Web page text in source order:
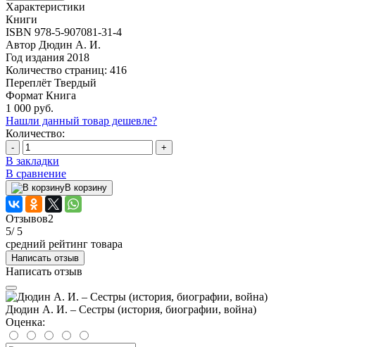
Характеристики
Книги
ISBN 978-5-907081-31-4
Автор Дюдин А. И.
Год издания 2018
Количество страниц: 416
Переплёт Твердый
Формат Книга
1 000 руб.
Нашли данный товар дешевле?
Количество:
- +
В закладки
В сравнение
В корзину
Отзывов2
5/ 5
средний рейтинг товара
Написать отзыв
Написать отзыв
Дюдин А. И. – Сестры (история, биографии, война)
Оценка: